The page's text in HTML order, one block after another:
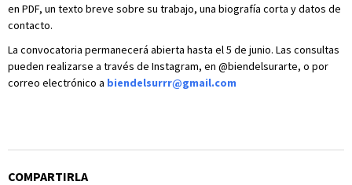
en PDF, un texto breve sobre su trabajo, una biografía corta y datos de
contacto.
La convocatoria permanecerá abierta hasta el 5 de junio. Las consultas
pueden realizarse a través de Instagram, en @biendelsurarte, o por
correo electrónico a biendelsurrr@gmail.com
COMPARTIRLA